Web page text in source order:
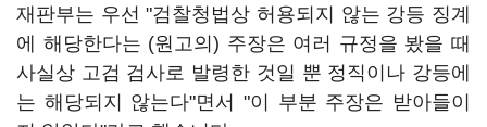
재판부는 우선 "검찰청법상 허용되지 않는 강등 징계
에 해당한다는 (원고의) 주장은 여러 규정을 봤을 때
사실상 고검 검사로 발령한 것일 뿐 정직이나 강등에
는 해당되지 않는다"면서 "이 부분 주장은 받아들이